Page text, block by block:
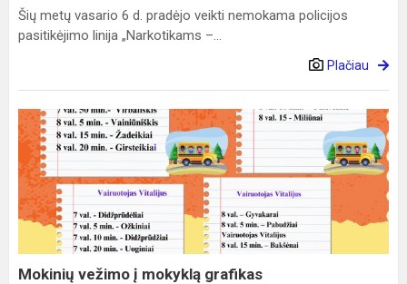
Šių metų vasario 6 d. pradėjo veikti nemokama policijos
pasitikėjimo linija „Narkotikams –...
Plačiau
Mokinių
vežimo
į
mokyklą
grafikas
Mokinių vežimo į mokyklą grafikas